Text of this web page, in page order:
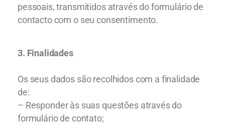
pessoais, transmitidos através do formulário de
contacto com o seu consentimento.
3. Finalidades
Os seus dados são recolhidos com a finalidade
de:
– Responder às suas questões através do
formulário de contato;